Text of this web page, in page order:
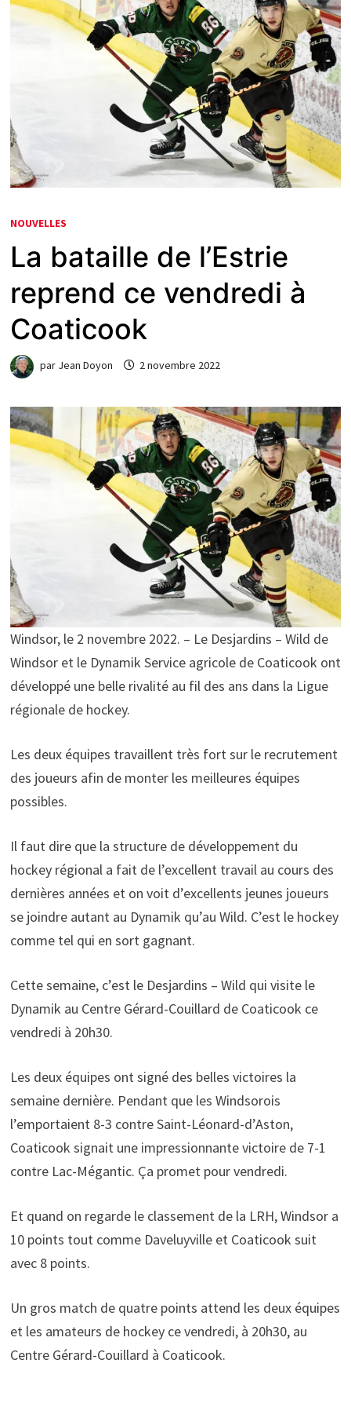
NOUVELLES
La bataille de l’Estrie
reprend ce vendredi à
Coaticook
par Jean Doyon 2 novembre 2022
Windsor, le 2 novembre 2022. – Le Desjardins – Wild de
Windsor et le Dynamik Service agricole de Coaticook ont
développé une belle rivalité au fil des ans dans la Ligue
régionale de hockey.
Les deux équipes travaillent très fort sur le recrutement
des joueurs afin de monter les meilleures équipes
possibles.
Il faut dire que la structure de développement du
hockey régional a fait de l’excellent travail au cours des
dernières années et on voit d’excellents jeunes joueurs
se joindre autant au Dynamik qu’au Wild. C’est le hockey
comme tel qui en sort gagnant.
Cette semaine, c’est le Desjardins – Wild qui visite le
Dynamik au Centre Gérard-Couillard de Coaticook ce
vendredi à 20h30.
Les deux équipes ont signé des belles victoires la
semaine dernière. Pendant que les Windsorois
l’emportaient 8-3 contre Saint-Léonard-d’Aston,
Coaticook signait une impressionnante victoire de 7-1
contre Lac-Mégantic. Ça promet pour vendredi.
Et quand on regarde le classement de la LRH, Windsor a
10 points tout comme Daveluyville et Coaticook suit
avec 8 points.
Un gros match de quatre points attend les deux équipes
et les amateurs de hockey ce vendredi, à 20h30, au
Centre Gérard-Couillard à Coaticook.